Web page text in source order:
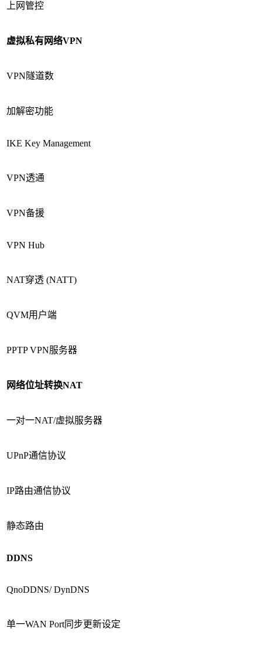
上网管控
虚拟私有网络VPN
VPN隧道数
加解密功能
IKE Key Management
VPN透通
VPN备援
VPN Hub
NAT穿透 (NATT)
QVM用户端
PPTP VPN服务器
网络位址转换NAT
一对一NAT/虚拟服务器
UPnP通信协议
IP路由通信协议
静态路由
DDNS
QnoDDNS/ DynDNS
单一WAN Port同步更新设定